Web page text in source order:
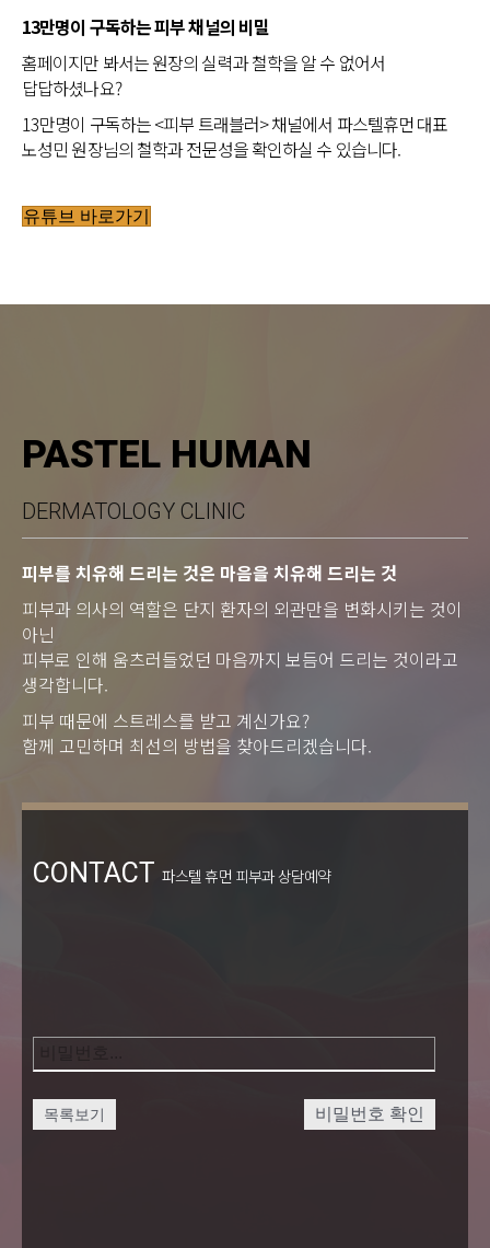
13만명이 구독하는 피부 채널의 비밀
홈페이지만 봐서는 원장의 실력과 철학을 알 수 없어서
답답하셨나요?
13만명이 구독하는 <피부 트래블러> 채널에서 파스텔휴먼 대표
노성민 원장님의 철학과 전문성을 확인하실 수 있습니다.
유튜브 바로가기
PASTEL HUMAN
DERMATOLOGY CLINIC
피부를 치유해 드리는 것은 마음을 치유해 드리는 것
피부과 의사의 역할은 단지 환자의 외관만을 변화시키는 것이
아닌
피부로 인해 움츠러들었던 마음까지 보듬어 드리는 것이라고
생각합니다.
피부 때문에 스트레스를 받고 계신가요?
함께 고민하며 최선의 방법을 찾아드리겠습니다.
CONTACT 파스텔 휴먼 피부과 상담예약
목록보기 비밀번호 확인